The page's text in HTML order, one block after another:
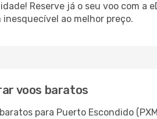
Reserve já o seu voo com a
ao melhor preço.
voos baratos
para Puerto Escondido